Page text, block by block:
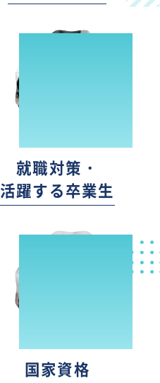
就職対策・
活躍する卒業生
国家資格